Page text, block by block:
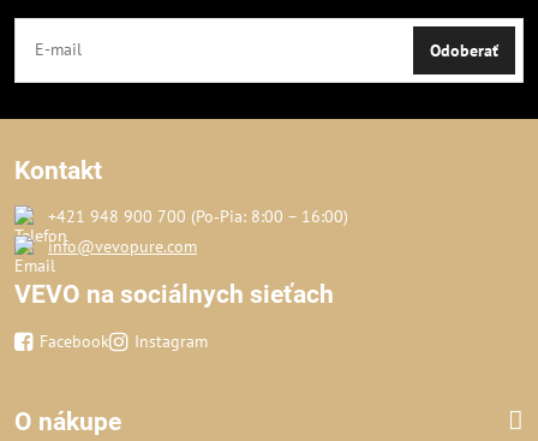
Odoberať
Kontakt
+421 948 900 700 (Po‑Pia: 8:00 – 16:00)
info@vevopure.com
VEVO na sociálnych sieťach
Facebook Instagram
O nákupe